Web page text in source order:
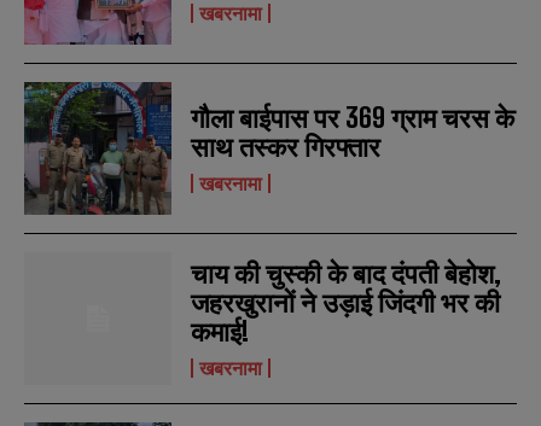
खबरनामा
गौला बाईपास पर 369 ग्राम चरस के
साथ तस्कर गिरफ्तार
खबरनामा
चाय की चुस्की के बाद दंपती बेहोश,
जहरखुरानों ने उड़ाई जिंदगी भर की
कमाई!
खबरनामा